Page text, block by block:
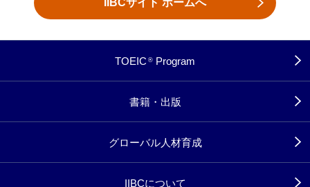
IIBCサイト ホームへ
TOEIC ® Program
書籍・出版
グローバル人材育成
IIBCについて